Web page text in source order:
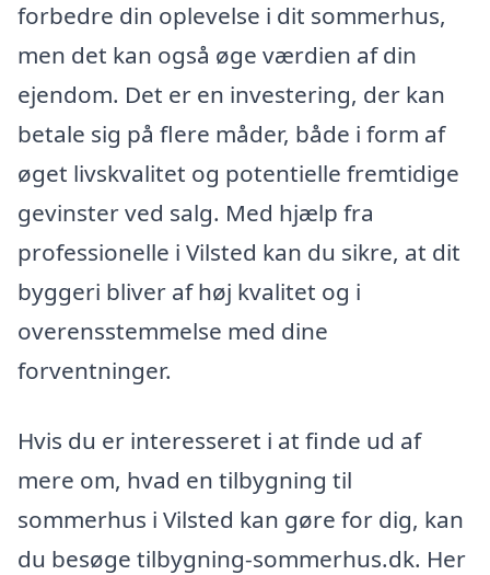
forbedre din oplevelse i dit sommerhus,
men det kan også øge værdien af din
ejendom. Det er en investering, der kan
betale sig på flere måder, både i form af
øget livskvalitet og potentielle fremtidige
gevinster ved salg. Med hjælp fra
professionelle i Vilsted kan du sikre, at dit
byggeri bliver af høj kvalitet og i
overensstemmelse med dine
forventninger.
Hvis du er interesseret i at finde ud af
mere om, hvad en tilbygning til
sommerhus i Vilsted kan gøre for dig, kan
du besøge tilbygning-sommerhus.dk. Her